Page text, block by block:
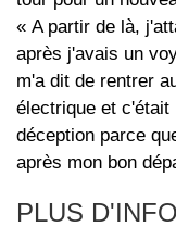
« A partir de là,
après j'avais un
m'a dit de rentrer
électrique et
déception parce
après mon bon
PLUS